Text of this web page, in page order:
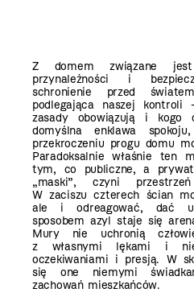
Z domem związane
przynależności i
schronienie przed
podlegająca naszej
zasady obowiązują i kogo
domyślna enklawa
przekroczeniu progu domu
Paradoksalnie właśnie ten
tym, co publiczne, a
„maski”, czyni
W zaciszu czterech ścian
ale i odreagować, dać
sposobem azyl staje się
Mury nie uchronią
z własnymi lękami i
oczekiwaniami i presją. W
się one niemymi
zachowań mieszkańców.